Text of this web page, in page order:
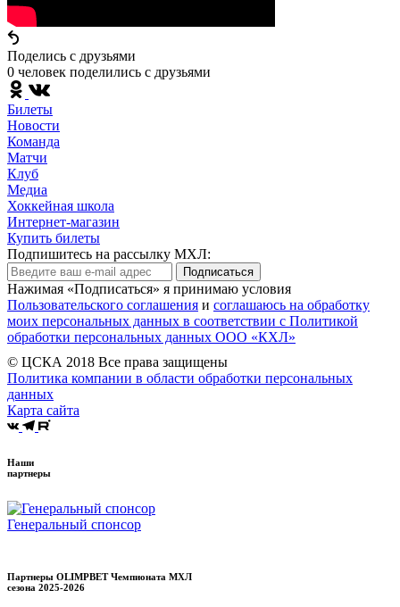
Поделись c друзьями
0 человек поделились c друзьями
Билеты
Новости
Команда
Матчи
Клуб
Медиа
Хоккейная школа
Интернет-магазин
Купить билеты
Подпишитесь на рассылку МХЛ:
Подписаться
Нажимая «Подписаться» я принимаю условия
Пользовательского соглашения и соглашаюсь на обработку
моих персональных данных в соответствии с Политикой
обработки персональных данных ООО «КХЛ»
© ЦСКА 2018 Все права защищены
Политика компании в области обработки персональных
данных
Карта сайта
Наши
партнеры
Генеральный спонсор
Партнеры OLIMPBET Чемпионата МХЛ
сезона 2025-2026